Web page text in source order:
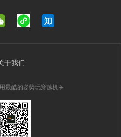
于我们
最酷的姿势玩穿越机✈️